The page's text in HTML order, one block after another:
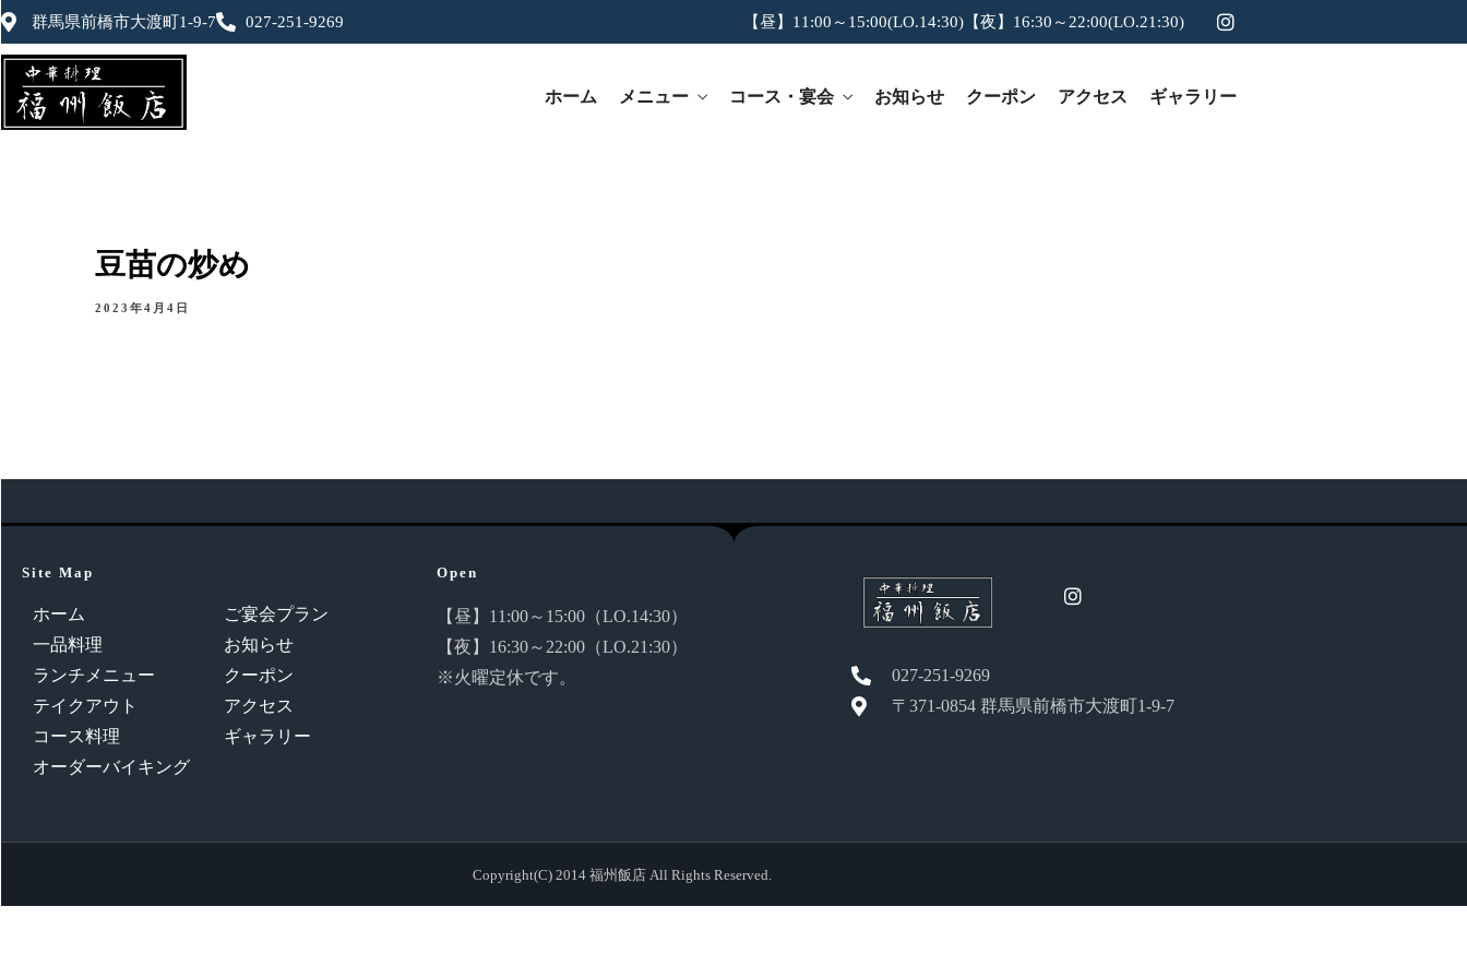
群馬県前橋市大渡町1-9-7 027-251-9269 【昼】11:00～15:00(LO.14:30)【夜】16:30～22:00(LO.21:30)
ホーム メニュー コース・宴会 お知らせ クーポン アクセス ギャラリー
豆苗の炒め
2023年4月4日
Site Map
ホーム
一品料理
ランチメニュー
テイクアウト
コース料理
オーダーバイキング
ご宴会プラン
お知らせ
クーポン
アクセス
ギャラリー
Open
【昼】11:00～15:00（LO.14:30）
【夜】16:30～22:00（LO.21:30）
※火曜定休です。
027-251-9269
〒371-0854 群馬県前橋市大渡町1-9-7
Copyright(C) 2014 福州飯店 All Rights Reserved.